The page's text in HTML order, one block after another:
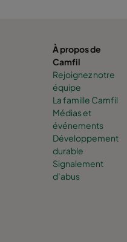
À propos de
Camfil
Rejoignez notre
équipe
La famille Camfil
Médias et
événements
Développement
durable
Signalement
d’abus